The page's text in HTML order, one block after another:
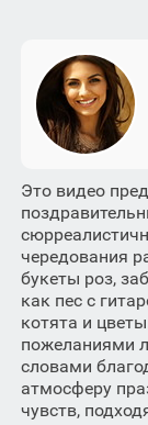
Это видео
чередования
букеты роз,
как пес с
котята и
пожеланиями
словами
атмосферу
чувств,